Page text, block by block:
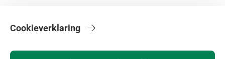
Cookieverklaring